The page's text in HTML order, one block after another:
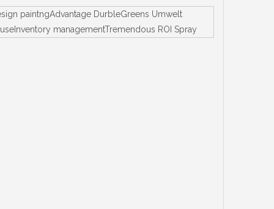
paintngAdvantage DurbleGreens Umwelt
managementTremendous ROI Spray